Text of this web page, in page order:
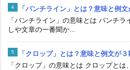
「パンチライン」とは？意味と例
「パンチライン」の意味とは パンチ
しや文章の一番聞か...
「クロップ」とは？意味と例文が３
「クロップ」の意味とは クロップとは